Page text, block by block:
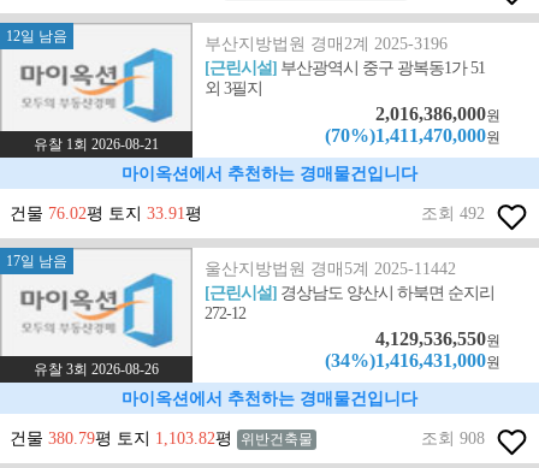
12일 남음
유찰 1회 2026-08-21
부산지방법원 경매2계 2025-3196
[근린시설] 부산광역시 중구 광복동1가 51
외 3필지
2,016,386,000원
(70%)1,411,470,000원
마이옥션에서 추천하는 경매물건입니다
건물 76.02평 토지 33.91평 조회 492
17일 남음
유찰 3회 2026-08-26
울산지방법원 경매5계 2025-11442
[근린시설] 경상남도 양산시 하북면 순지리
272-12
4,129,536,550원
(34%)1,416,431,000원
마이옥션에서 추천하는 경매물건입니다
건물 380.79평 토지 1,103.82평 위반건축물 조회 908